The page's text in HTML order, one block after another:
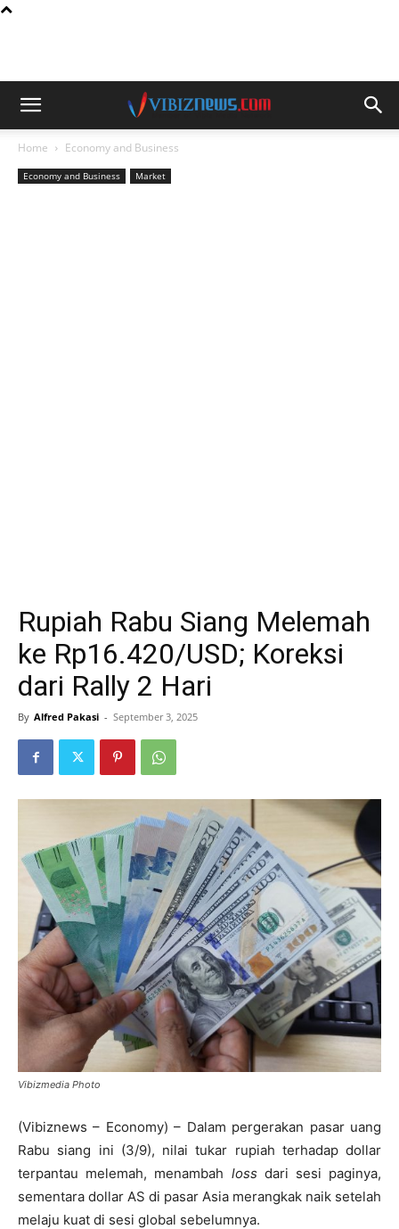
Home Economy and Business
Economy and Business Market
Rupiah Rabu Siang Melemah
ke Rp16.420/USD; Koreksi
dari Rally 2 Hari
By Alfred Pakasi - September 3, 2025
Vibizmedia Photo
(Vibiznews – Economy) – Dalam pergerakan pasar uang
Rabu siang ini (3/9), nilai tukar rupiah terhadap dollar
terpantau melemah, menambah loss dari sesi paginya,
sementara dollar AS di pasar Asia merangkak naik setelah
melaju kuat di sesi global sebelumnya.